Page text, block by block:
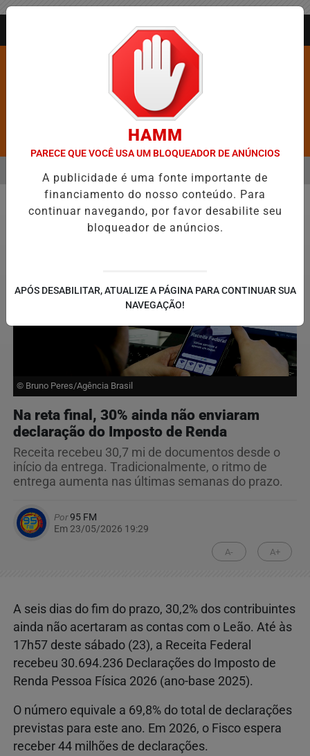
Pesquisar Notícia
EM JEQUIÉ E REFORÇA PROGRAMAÇÃO COM THALLES
EM ALTA
MENU
Economia
© Bruno Peres/Agência Brasil
Na reta final, 30% ainda não enviaram
declaração do Imposto de Renda
Receita recebeu 30,7 mi de documentos desde o
início da entrega. Tradicionalmente, o ritmo de
entrega aumenta nas últimas semanas do prazo.
Por95 FM
Em 23/05/2026 19:29
A- A+
A seis dias do fim do prazo, 30,2% dos contribuintes
ainda não acertaram as contas com o Leão. Até às
17h57 deste sábado (23), a Receita Federal
recebeu 30.694.236 Declarações do Imposto de
Renda Pessoa Física 2026 (ano-base 2025).
O número equivale a 69,8% do total de declarações
previstas para este ano. Em 2026, o Fisco espera
receber 44 milhões de declarações.
HAMM
PARECE QUE VOCÊ USA UM BLOQUEADOR DE ANÚNCIOS
A publicidade é uma fonte importante de
financiamento do nosso conteúdo. Para
continuar navegando, por favor desabilite seu
bloqueador de anúncios.
APÓS DESABILITAR, ATUALIZE A PÁGINA PARA CONTINUAR SUA
NAVEGAÇÃO!